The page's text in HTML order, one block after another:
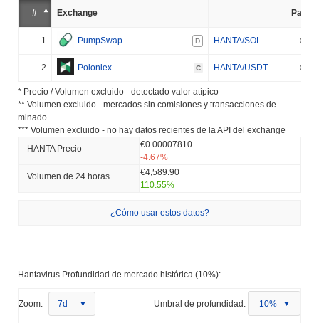
# Exchange Par
1 PumpSwap D HANTA/SOL
2 Poloniex C HANTA/USDT
* Precio / Volumen excluido - detectado valor atípico
** Volumen excluido - mercados sin comisiones y transacciones de
minado
*** Volumen excluido - no hay datos recientes de la API del exchange
HANTA Precio
€0.00007810
-4.67%
Volumen de 24 horas
€4,589.90
110.55%
¿Cómo usar estos datos?
Hantavirus Profundidad de mercado histórica (10%):
Zoom: 7d Umbral de profundidad: 10%